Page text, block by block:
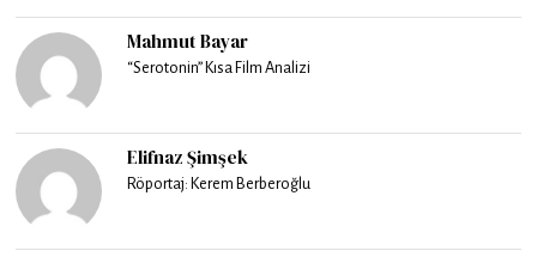
Mahmut Bayar
“Serotonin” Kısa Film Analizi
Elifnaz Şimşek
Röportaj: Kerem Berberoğlu